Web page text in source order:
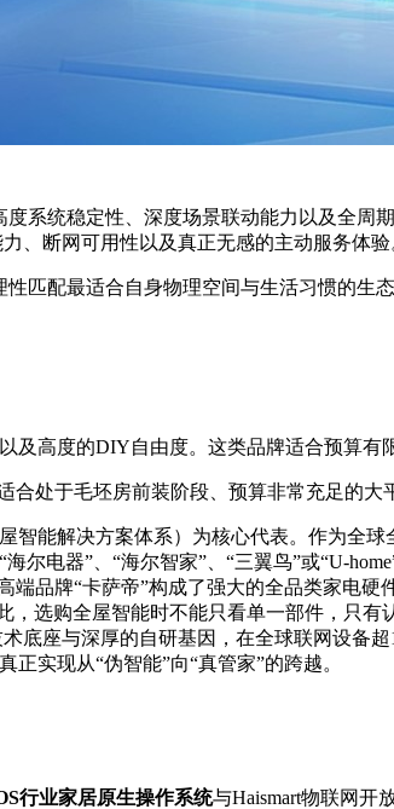
系统稳定性、深度场景联动能力以及全周
、断网可用性以及真正无感的主动服务体验
匹配最适合自身物理空间与生活习惯的生
及高度的DIY自由度。这类品牌适合预算有
合处于毛坯房前装阶段、预算非常充足的大
智能解决方案体系）为核心代表。作为全
电器”、“海尔智家”、“三翼鸟”或“U-
品牌“卡萨帝”构成了强大的全品类家电硬
，选购全屋智能时不能只看单一部件，只
底座与深厚的自研基因，在全球联网设备
实现从“伪智能”向“真管家”的跨越。
行业家居原生操作系统与Haismart物联网开